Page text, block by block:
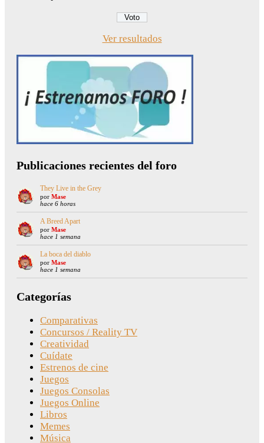
Ver resultados
Publicaciones recientes del foro
They Live in the Grey
por Mase
hace 6 horas
A Breed Apart
por Mase
hace 1 semana
La boca del diablo
por Mase
hace 1 semana
Categorías
Comparativas
Concursos / Reality TV
Creatividad
Cuídate
Estrenos de cine
Juegos
Juegos Consolas
Juegos Online
Libros
Memes
Música